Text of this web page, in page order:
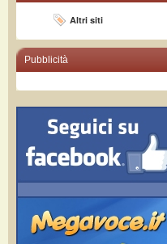
Altri siti
Pubblicità